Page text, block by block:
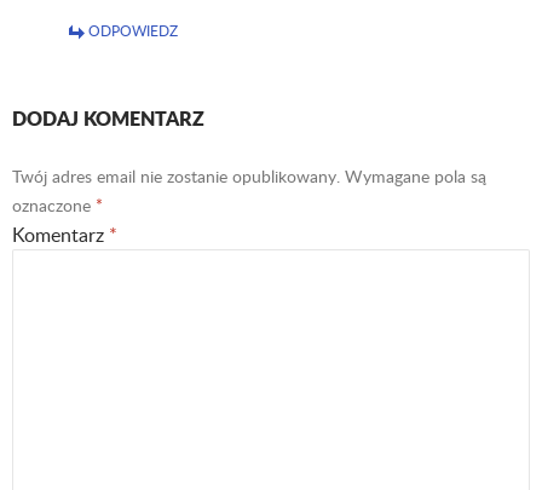
ODPOWIEDZ
DODAJ KOMENTARZ
Twój adres email nie zostanie opublikowany. Wymagane pola są
oznaczone *
Komentarz *